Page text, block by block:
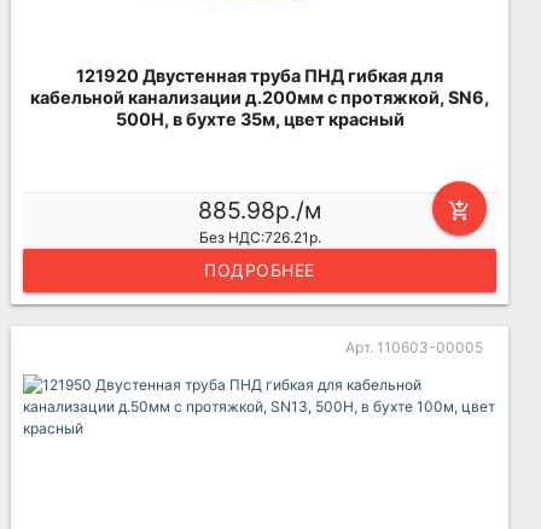
121920 Двустенная труба ПНД гибкая для
кабельной канализации д.200мм с протяжкой, SN6,
500Н, в бухте 35м, цвет красный
add_shopping_cart
885.98р./м
Без НДС:726.21р.
ПОДРОБНЕЕ
Арт. 110603-00005